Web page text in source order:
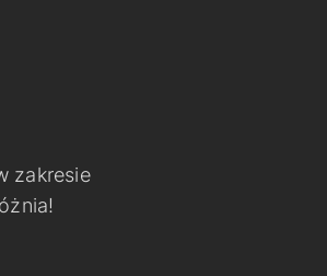
zakresie